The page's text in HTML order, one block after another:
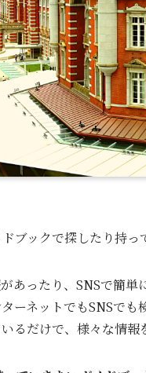
ブックで探したり持っ
あったり、SNSで簡
ーネットでもSNSで
るだけで、様々な情報